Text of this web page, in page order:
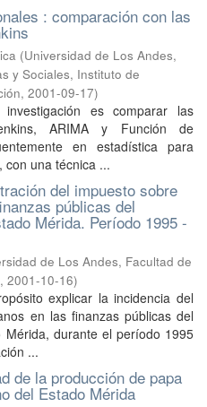
: comparación con las
(Universidad de Los Andes,
y Sociales, Instituto de
, 2001-09-17)
es comparar las
ARIMA y Función de
en estadística para
con una técnica ...
del impuesto sobre
públicas del
Mérida. Período 1995 -
de Los Andes, Facultad de
, 2001-10-16)
explicar la incidencia del
en las finanzas públicas del
Mérida, durante el período 1995
...
de la producción de papa
del Estado Mérida